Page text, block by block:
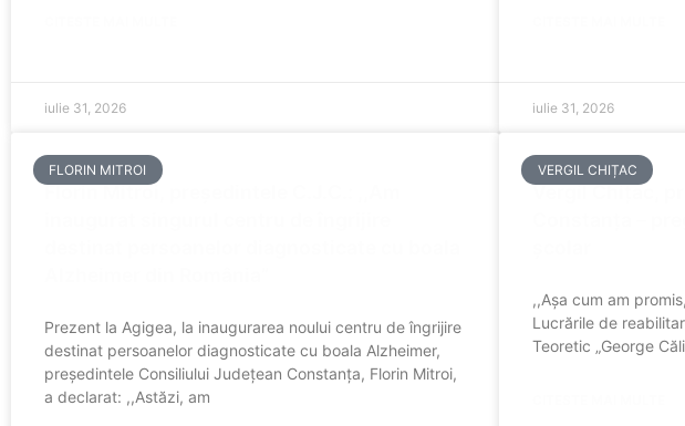
iulie 31, 2026 iulie 31, 2026
FLORIN MITROI
Florin Mitroi, președintele C.J.C.: ,,Am
Prezent la Agigea, la inaugurarea noului centru de îngrijire
destinat persoanelor diagnosticate cu boala Alzheimer,
președintele Consiliului Județean Constanța, Florin Mitroi,
a declarat: ,,Astăzi, am
VERGIL CHIȚAC
Vergil Chițac,
,,Așa cum am
Lucrările de
Teoretic „George